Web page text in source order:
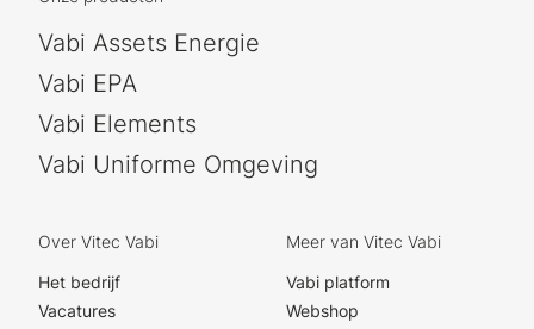
Vabi Assets Energie
Vabi EPA
Vabi Elements
Vabi Uniforme Omgeving
Over Vitec Vabi
Het bedrijf
Vacatures
Meer van Vitec Vabi
Vabi platform
Webshop